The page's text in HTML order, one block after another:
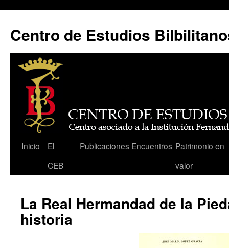
Centro de Estudios
Saltar
Inicio
El
CEB
Publicaciones Encuentros Patrimonio en
valor
La Real Hermandad de la
historia